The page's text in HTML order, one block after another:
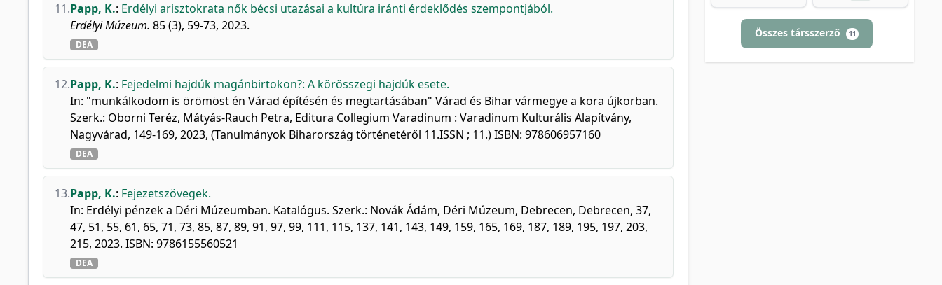
11.Papp, K.: Erdélyi arisztokrata nők bécsi utazásai a kultúra iránti érdeklődés szempontjából.
Erdélyi Múzeum. 85 (3), 59-73, 2023.
DEA
12.Papp, K.: Fejedelmi hajdúk magánbirtokon?: A körösszegi hajdúk esete.
In: "munkálkodom is örömöst én Várad építésén és megtartásában" Várad és Bihar vármegye a kora újkorban.
Szerk.: Oborni Teréz, Mátyás-Rauch Petra, Editura Collegium Varadinum : Varadinum Kulturális Alapítvány,
Nagyvárad, 149-169, 2023, (Tanulmányok Biharország történetéről 11.ISSN ; 11.) ISBN: 978606957160
DEA
13.Papp, K.: Fejezetszövegek.
In: Erdélyi pénzek a Déri Múzeumban. Katalógus. Szerk.: Novák Ádám, Déri Múzeum, Debrecen, Debrecen, 37,
47, 51, 55, 61, 65, 71, 73, 85, 87, 89, 91, 97, 99, 111, 115, 137, 141, 143, 149, 159, 165, 169, 187, 189, 195, 197, 203,
215, 2023. ISBN: 9786155560521
DEA
Összes társszerző 11